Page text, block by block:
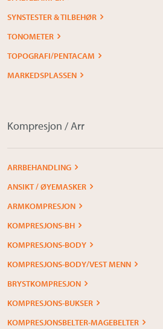
SYNSTESTER & TILBEHØR
TONOMETER
TOPOGRAFI/PENTACAM
MARKEDSPLASSEN
Kompresjon / Arr
ARRBEHANDLING
ANSIKT / ØYEMASKER
ARMKOMPRESJON
KOMPRESJONS-BH
KOMPRESJONS-BODY
KOMPRESJONS-BODY/VEST MENN
BRYSTKOMPRESJON
KOMPRESJONS-BUKSER
KOMPRESJONSBELTER-MAGEBELTER